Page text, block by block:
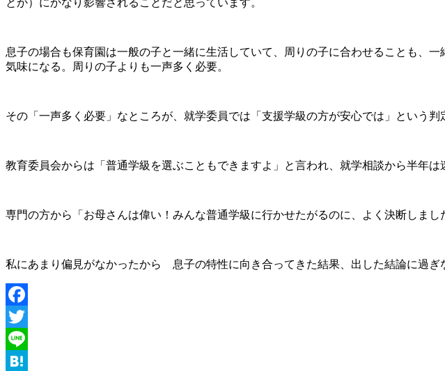
息子の場合も保育園は一般の子と一緒に生活していて、周りの子に合わせることも、
気味になる。周りの子よりも一声多く必要。
その「一声多く必要」なところが、就学委員では「支援学級の方が安心では」という判
教育委員会からは「普通学級を選ぶこともできますよ」と言われ、就学相談から半年
専門の方から「お母さんは偉い！みんな普通学級に行かせたがるのに、よく決断しま
私にあまり偏見がなかったから 息子の特性に向き合ってきた結果、出した結論に過ぎ
Facebook
Twitter
Line